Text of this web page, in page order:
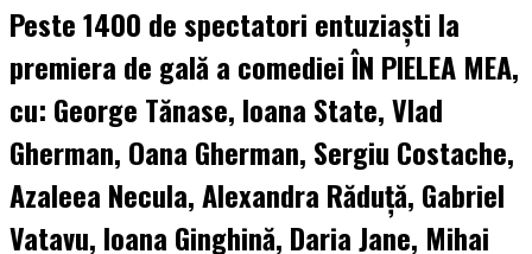
Peste 1400 de spectatori entuziaști la
premiera de gală a comediei ÎN PIELEA MEA,
cu: George Tănase, Ioana State, Vlad
Gherman, Oana Gherman, Sergiu Costache,
Azaleea Necula, Alexandra Răduță, Gabriel
Vatavu, Ioana Ginghină, Daria Jane, Mihai